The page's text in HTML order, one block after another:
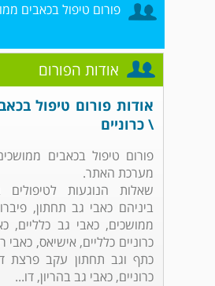
פורום טיפול בכאבים
אודות הפורום
אודות פורום טיפול
\ כרוניים
פורום טיפול בכאבים
מערכת האתר.
שאלות הנוגעות לטיפולים
ביניהם כאבי גב תחתון,
ממושכים, כאבי גב כלליים,
כרוניים כלליים, אישיאס, כאבי
כתף וגב תחתון עקב פרצת
כרוניים, כאבי גב בהריון, דו...